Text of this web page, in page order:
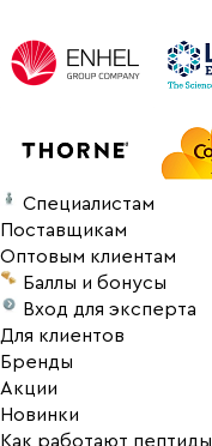
Специалистам
Поставщикам
Оптовым клиентам
Баллы и бонусы
Вход для эксперта
Для клиентов
Бренды
Акции
Новинки
Как работают пептиды